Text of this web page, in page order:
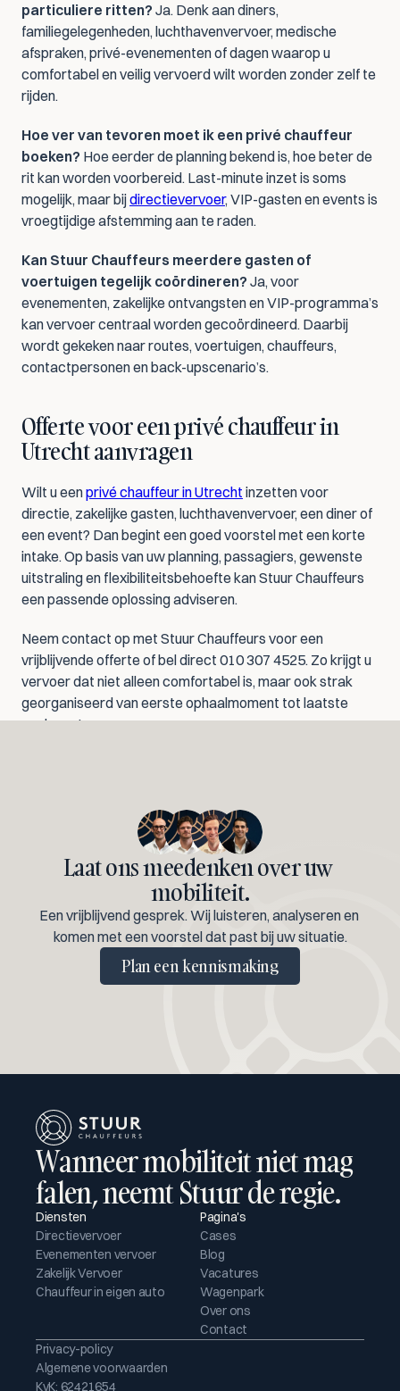
particuliere ritten? Ja. Denk aan diners,
familiegelegenheden, luchthavenvervoer, medische
afspraken, privé-evenementen of dagen waarop u
comfortabel en veilig vervoerd wilt worden zonder zelf te
rijden.
Hoe ver van tevoren moet ik een privé chauffeur
boeken? Hoe eerder de planning bekend is, hoe beter de
rit kan worden voorbereid. Last-minute inzet is soms
mogelijk, maar bij directievervoer, VIP-gasten en events is
vroegtijdige afstemming aan te raden.
Kan Stuur Chauffeurs meerdere gasten of
voertuigen tegelijk coördineren? Ja, voor
evenementen, zakelijke ontvangsten en VIP-programma’s
kan vervoer centraal worden gecoördineerd. Daarbij
wordt gekeken naar routes, voertuigen, chauffeurs,
contactpersonen en back-upscenario’s.
Offerte voor een privé chauffeur in
Utrecht aanvragen
Wilt u een privé chauffeur in Utrecht inzetten voor
directie, zakelijke gasten, luchthavenvervoer, een diner of
een event? Dan begint een goed voorstel met een korte
intake. Op basis van uw planning, passagiers, gewenste
uitstraling en flexibiliteitsbehoefte kan Stuur Chauffeurs
een passende oplossing adviseren.
Neem contact op met Stuur Chauffeurs voor een
vrijblijvende offerte of bel direct 010 307 4525. Zo krijgt u
vervoer dat niet alleen comfortabel is, maar ook strak
georganiseerd van eerste ophaalmoment tot laatste
aankomst.
Laat ons meedenken over uw
mobiliteit.
Een vrijblijvend gesprek. Wij luisteren, analyseren en
komen met een voorstel dat past bij uw situatie.
Plan een kennismaking
Wanneer mobiliteit niet mag
falen, neemt Stuur de regie.
Diensten
Directievervoer
Evenementen vervoer
Zakelijk Vervoer
Chauffeur in eigen auto
Pagina's
Cases
Blog
Vacatures
Wagenpark
Over ons
Contact
Privacy-policy
Algemene voorwaarden
KvK: 62421654